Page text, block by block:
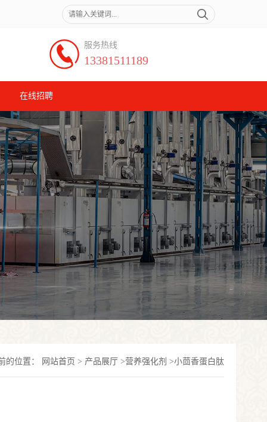
服务热线
13381511189
在线招聘
的位置： 网站首页 > 产品展厅 >营养强化剂 >小茴香蛋白肽